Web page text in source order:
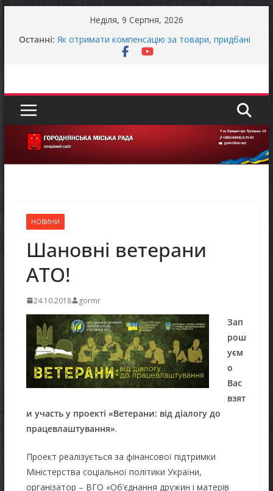
Неділя, 9 Серпня, 2026
Останні: Як отримати компенсацію за товари, придбані
для ветеранського бізнесу
МОВЧАННЯ
ЗАГАЛЬНОНАЦІОНАЛЬНА ХВИЛИНА
МОВЧАННЯ
НОВИНИ
Шановні ветерани
АТО!
24.10.2018 gormr
Зап
рош
уєм
о
Вас
взят
и участь у проекті «Ветерани: від діалогу до
працевлаштування».
Проект реалізується за фінансової підтримки
Міністерства соціальної політики України,
організатор – ВГО «Об’єднання дружин і матерів